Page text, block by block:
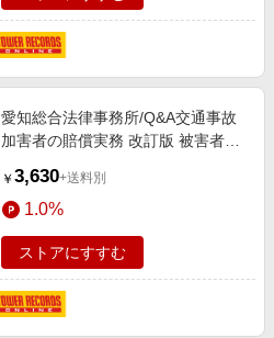
愛知総合法律事務所/Q&A交通事故
加害者の賠償実務 改訂版 被害者か
￥ 3,630+送料別
1.0%
ストアにすすむ